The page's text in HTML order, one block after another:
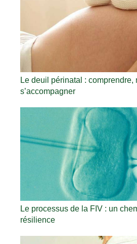
Le deuil périnatal : comprendre,
s’accompagner
Le processus de la FIV : un
résilience